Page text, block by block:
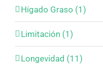
Hígado Graso (1)
Limitación (1)
Longevidad (11)